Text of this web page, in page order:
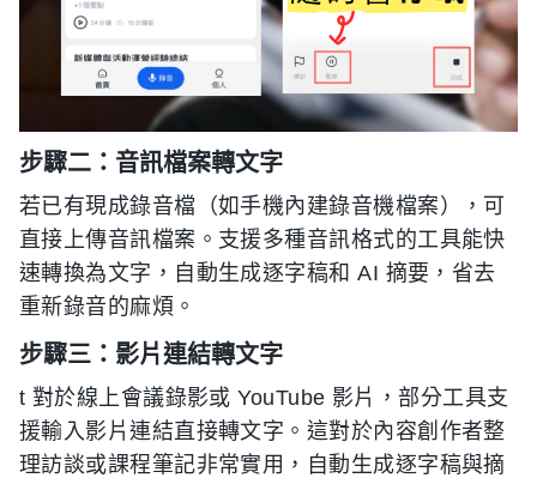
步驟二：音訊檔案轉文字
若已有現成錄音檔（如手機內建錄音機檔案），可
直接上傳音訊檔案。支援多種音訊格式的工具能快
速轉換為文字，自動生成逐字稿和 AI 摘要，省去
重新錄音的麻煩。
步驟三：影片連結轉文字
t 對於線上會議錄影或 YouTube 影片，部分工具支
援輸入影片連結直接轉文字。這對於內容創作者整
理訪談或課程筆記非常實用，自動生成逐字稿與摘